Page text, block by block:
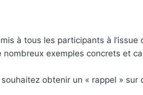
à tous les participants à l’issue
exemples concrets et
obtenir un « rappel »